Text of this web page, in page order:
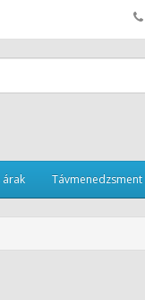
árak Távmenedzsment